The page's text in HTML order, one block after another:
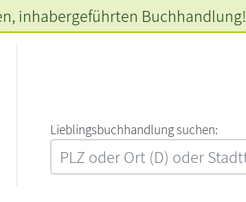
L‍i‍e‍b‍l‍i‍n‍g‍s‍b‍u‍c‍h‍h‍a‍n‍d‍l‍u‍n‍g‍ ‍s‍u‍c‍h‍e‍n‍:‍
, inhabergeführten Buchhandlung!